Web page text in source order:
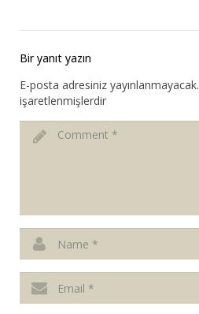
Bir yanıt yazın
E-posta adresiniz yayınlanmayacak.
işaretlenmişlerdir